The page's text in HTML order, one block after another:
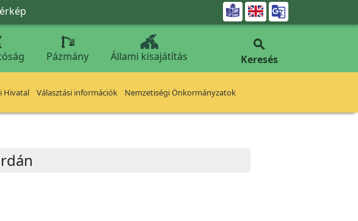

Pázmány Állami kisajátítás

Keresés
Hivatal Választási információk Nemzetiségi Önkormányzatok